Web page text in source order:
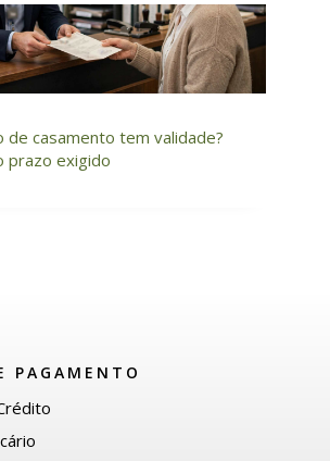
de casamento tem validade?
prazo exigido
PAGAMENTO